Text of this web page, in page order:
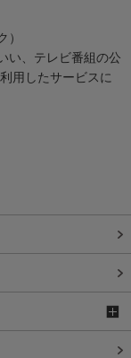
）
い、テレビ番組の公
用したサービスに